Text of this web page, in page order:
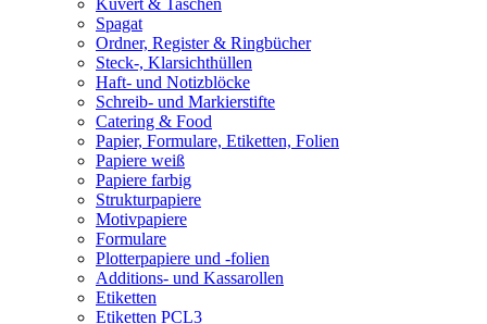
Kuvert & Taschen
Spagat
Ordner, Register & Ringbücher
Steck-, Klarsichthüllen
Haft- und Notizblöcke
Schreib- und Markierstifte
Catering & Food
Papier, Formulare, Etiketten, Folien
Papiere weiß
Papiere farbig
Strukturpapiere
Motivpapiere
Formulare
Plotterpapiere und -folien
Additions- und Kassarollen
Etiketten
Etiketten PCL3